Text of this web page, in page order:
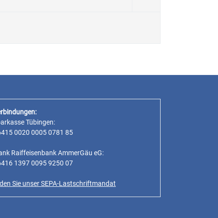
Tübingen:
0020 0005 0781 85
Raiffeisenbank AmmerGäu eG:
1397 0095 9250 07
Sie unser SEPA-Lastschriftmandat